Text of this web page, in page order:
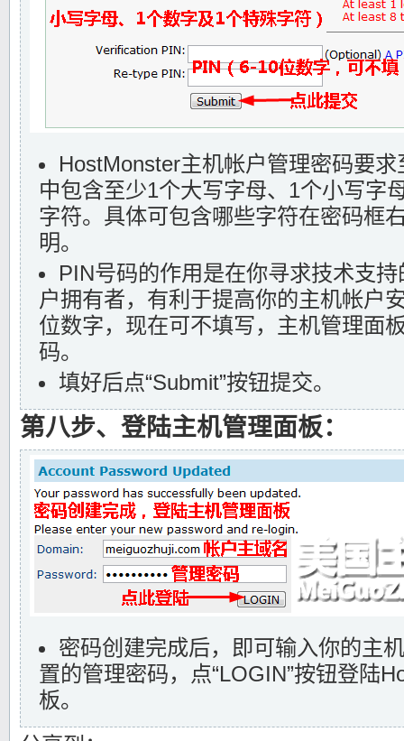
HostMonster主机帐户管理密码要
中包含至少1个大写字母、1个小写字
字符。具体可包含哪些字符在密码框
明。
PIN号码的作用是在你寻求技术支
户拥有者，有利于提高你的主机帐户
位数字，现在可不填写，主机管理面
码。
填好后点“Submit”按钮提交。
第八步、登陆主机管理面板：
密码创建完成后，即可输入你的主
置的管理密码，点“LOGIN”按钮登陆
板。